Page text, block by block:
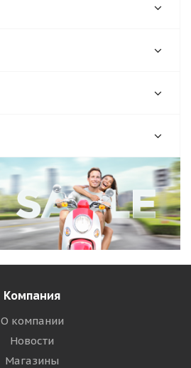
Компания
О компании
Новости
Магазины